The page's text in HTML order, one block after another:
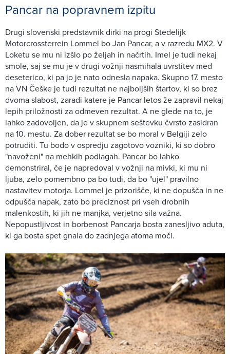
Pancar na popravnem izpitu
Drugi slovenski predstavnik dirki na progi Stedelijk
Motorcrossterrein Lommel bo Jan Pancar, a v razredu MX2. V
Loketu se mu ni izšlo po željah in načrtih. Imel je tudi nekaj
smole, saj se mu je v drugi vožnji nasmihala uvrstitev med
deseterico, ki pa jo je nato odnesla napaka. Skupno 17. mesto
na VN Češke je tudi rezultat ne najboljših štartov, ki so brez
dvoma slabost, zaradi katere je Pancar letos že zapravil nekaj
lepih priložnosti za odmeven rezultat. A ne glede na to, je
lahko zadovoljen, da je v skupnem seštevku čvrsto zasidran
na 10. mestu. Za dober rezultat se bo moral v Belgiji zelo
potruditi. Tu bodo v ospredju zagotovo vozniki, ki so dobro
"navoženi" na mehkih podlagah. Pancar bo lahko
demonstriral, če je napredoval v vožnji na mivki, ki mu ni
ljuba, zelo pomembno pa bo tudi, da bo "ujel" pravilno
nastavitev motorja. Lommel je prizorišče, ki ne dopušča in ne
odpušča napak, zato bo preciznost pri vseh drobnih
malenkostih, ki jih ne manjka, verjetno sila važna.
Nepopustljivost in borbenost Pancarja bosta zanesljivo aduta,
ki ga bosta spet gnala do zadnjega atoma moči.